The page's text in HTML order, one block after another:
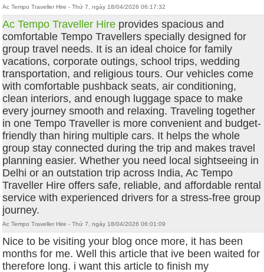
Ac Tempo Traveller Hire - Thứ 7, ngày 18/04/2026 06:17:32
Ac Tempo Traveller Hire provides spacious and
comfortable Tempo Travellers specially designed for
group travel needs. It is an ideal choice for family
vacations, corporate outings, school trips, wedding
transportation, and religious tours. Our vehicles come
with comfortable pushback seats, air conditioning,
clean interiors, and enough luggage space to make
every journey smooth and relaxing. Traveling together
in one Tempo Traveller is more convenient and budget-
friendly than hiring multiple cars. It helps the whole
group stay connected during the trip and makes travel
planning easier. Whether you need local sightseeing in
Delhi or an outstation trip across India, Ac Tempo
Traveller Hire offers safe, reliable, and affordable rental
service with experienced drivers for a stress-free group
journey.
Ac Tempo Traveller Hire - Thứ 7, ngày 18/04/2026 06:01:09
Nice to be visiting your blog once more, it has been
months for me. Well this article that ive been waited for
therefore long. i want this article to finish my